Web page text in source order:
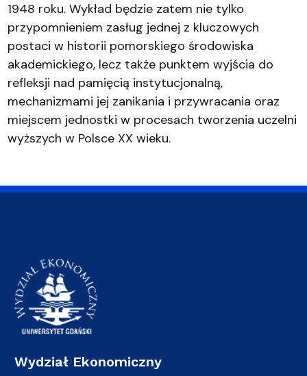
1948 roku. Wykład będzie zatem nie tylko
przypomnieniem zasług jednej z kluczowych
postaci w historii pomorskiego środowiska
akademickiego, lecz także punktem wyjścia do
refleksji nad pamięcią instytucjonalną,
mechanizmami jej zanikania i przywracania oraz
miejscem jednostki w procesach tworzenia uczelni
wyższych w Polsce XX wieku.
Wydział Ekonomiczny